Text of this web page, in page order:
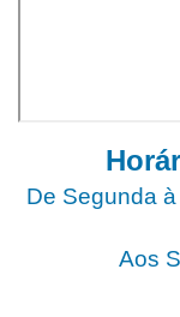
De Segunda
Aos